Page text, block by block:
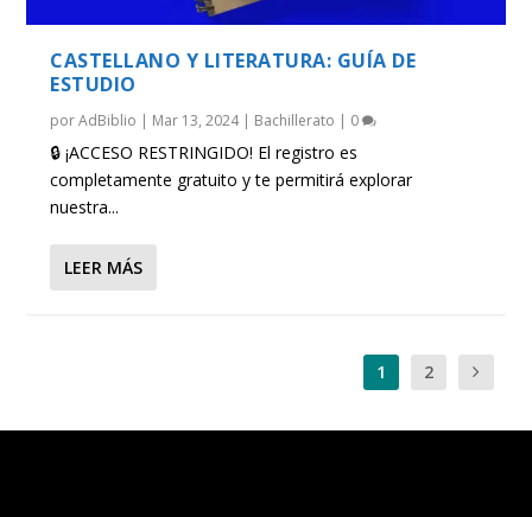
CASTELLANO Y LITERATURA: GUÍA DE
ESTUDIO
porAdBiblio | Mar 13, 2024| Bachillerato | 0
🔒 ¡ACCESO RESTRINGIDO! El registro es
completamente gratuito y te permitirá explorar
nuestra...
LEER MÁS
1 2